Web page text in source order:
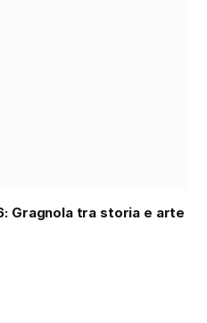
Gragnola tra storia e arte